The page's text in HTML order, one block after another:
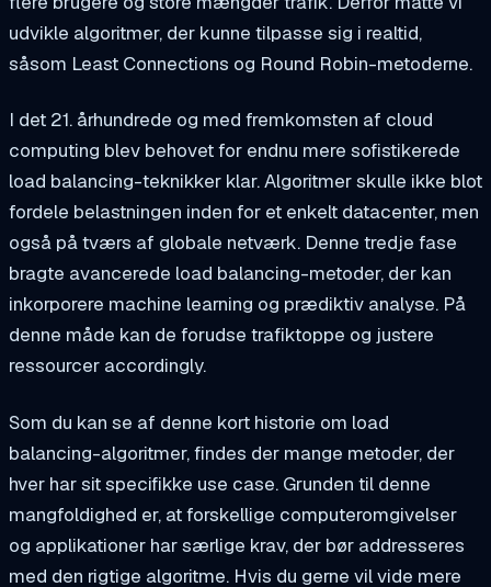
udvikle algoritmer, der kunne tilpasse sig i realtid,
såsom Least Connections og Round Robin-metoderne.
I det 21. århundrede og med fremkomsten af cloud
computing blev behovet for endnu mere sofistikerede
load balancing-teknikker klar. Algoritmer skulle ikke blot
fordele belastningen inden for et enkelt datacenter, men
også på tværs af globale netværk. Denne tredje fase
bragte avancerede load balancing-metoder, der kan
inkorporere machine learning og prædiktiv analyse. På
denne måde kan de forudse trafiktoppe og justere
ressourcer accordingly.
Som du kan se af denne kort historie om load
balancing-algoritmer, findes der mange metoder, der
hver har sit specifikke use case. Grunden til denne
mangfoldighed er, at forskellige computeromgivelser
og applikationer har særlige krav, der bør addresseres
med den rigtige algoritme. Hvis du gerne vil vide mere